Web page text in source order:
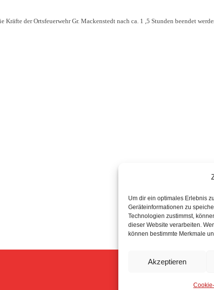
Um dir ein optimales Erlebnis
Geräteinformationen zu
Technologien zustimmst,
dieser Website verarbeiten.
können bestimmte Merkmale
Akzeptieren
der Ortsfeuerwehr Gr. Mackenstedt nach ca. 1 ,5 Stunden beendet